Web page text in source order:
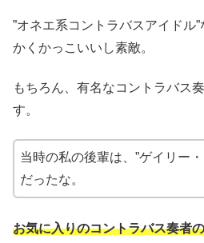
”オネエ系コントラバスアイドル
かくかっこいいし素敵。
もちろん、有名なコントラバス
す。
当時の私の後輩は、”ゲイリー・
だったな。
お気に入りのコントラバス奏者